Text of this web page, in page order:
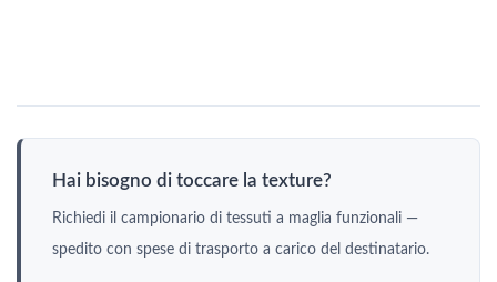
Hai bisogno di toccare la texture?
Richiedi il campionario di tessuti a maglia funzionali —
spedito con spese di trasporto a carico del destinatario.